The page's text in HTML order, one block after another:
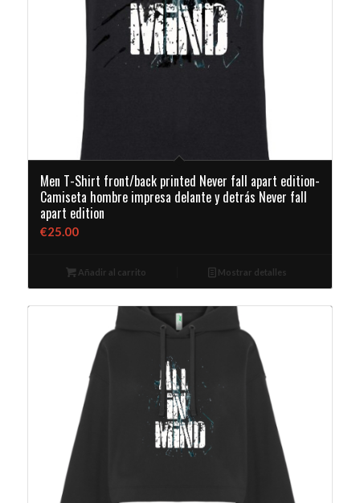
Men T-Shirt front/back printed Never fall apart edition-
Camiseta hombre impresa delante y detrás Never fall
apart edition
€25.00
Añadir al carrito Mostrar detalles